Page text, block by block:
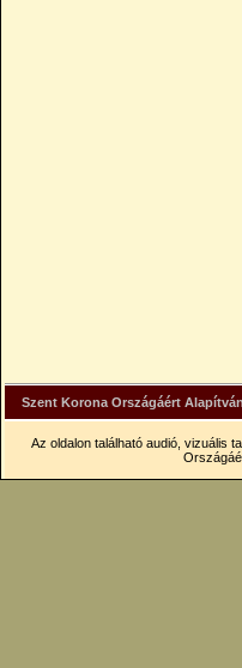
Szent Korona Országáért
Az oldalon található audió, vizuális